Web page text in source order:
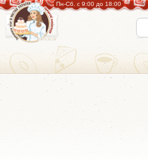
Пн-Cб. с 9:00 до 18:00